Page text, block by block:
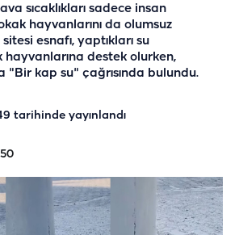
sıcaklıkları sadece insan
hayvanlarını da olumsuz
esnafı, yaptıkları su
hayvanlarına destek olurken,
kap su" çağrısında bulundu.
tarihinde yayınlandı